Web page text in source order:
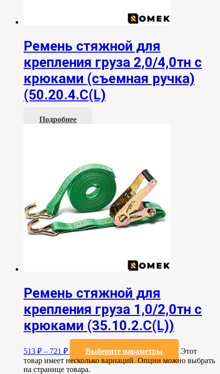
Ремень стяжной для
крепления груза 2,0/4,0тн с
крюками (съемная ручка)
(50.20.4.С(L)
Подробнее
Ремень стяжной для
крепления груза 1,0/2,0тн с
крюками (35.10.2.C(L))
513 ₽ – 721 ₽ Выберите параметры
Этот
товар имеет несколько вариаций. Опции можно выбрать
на странице товара.